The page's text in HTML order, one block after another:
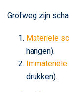
Grofweg zijn
Materiële
hangen).
drukken).